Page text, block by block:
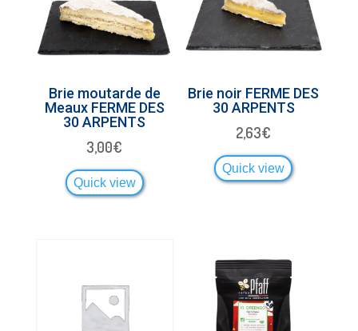
Brie moutarde de
Meaux FERME DES
30 ARPENTS
3,00€
Quick view
Brie noir FERME DES
30 ARPENTS
2,63€
Quick view